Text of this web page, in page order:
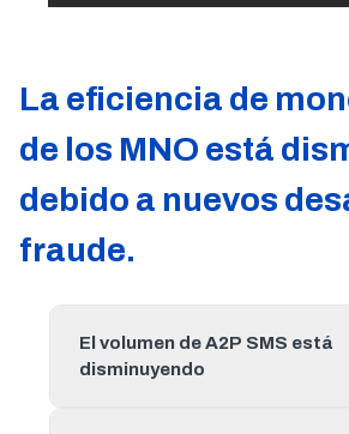
La eficiencia de
de los MNO está
debido a nuevos
fraude.
El volumen de A2P SMS está
disminuyendo